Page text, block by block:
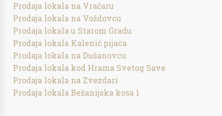
Prodaja lokala na Vračaru
Prodaja lokala na Voždovcu
Prodaja lokala u Starom Gradu
Prodaja lokala Kalenić pijaca
Prodaja lokala na Dušanovcu
Prodaja lokala kod Hrama Svetog Save
Prodaja lokala na Zvezdari
Prodaja lokala Bežanijska kosa 1